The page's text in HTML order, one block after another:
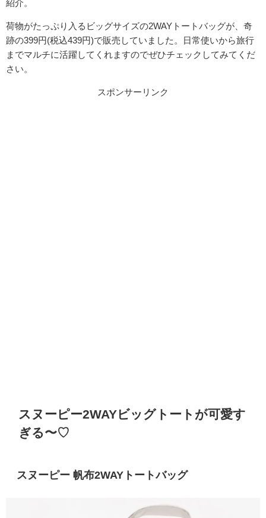
紹介。
荷物がたっぷり入るビッグサイズの2WAYトートバッグが、奇
跡の399円(税込439円)で販売していました。日常使いから旅行
までマルチに活躍してくれますのでぜひチェックしてみてくだ
さい。
スポンサーリンク
スヌーピー2WAYビッグトートが可愛す
ぎる〜♡
スヌーピー 帆布2WAYトートバッグ